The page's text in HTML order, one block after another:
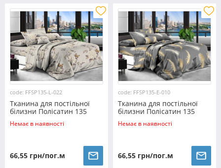
code: FFSP135-L-022
Тканина для постільної
білизни Полісатин 135
SP135-L-022 (60м)
Немає в наявності
66,55 грн/пог.м
code: FFSP135-E-010
Тканина для постільної
білизни Полісатин 135
SP135-E-010 (60м)
Немає в наявності
66,55 грн/пог.м